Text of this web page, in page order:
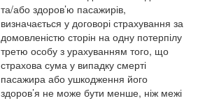
та/або здоров’ю пасажирів,
визначається у договорі страхування за
домовленістю сторін на одну потерпілу
третю особу з урахуванням того, що
страхова сума у випадку смерті
пасажира або ушкодження його
здоров’я не може бути менше, ніж межі